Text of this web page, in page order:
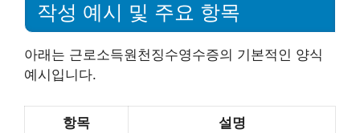
작성 예시 및 주요 항목
아래는 근로소득원천징수영수증의 기본적인 양식
예시입니다.
항목 설명